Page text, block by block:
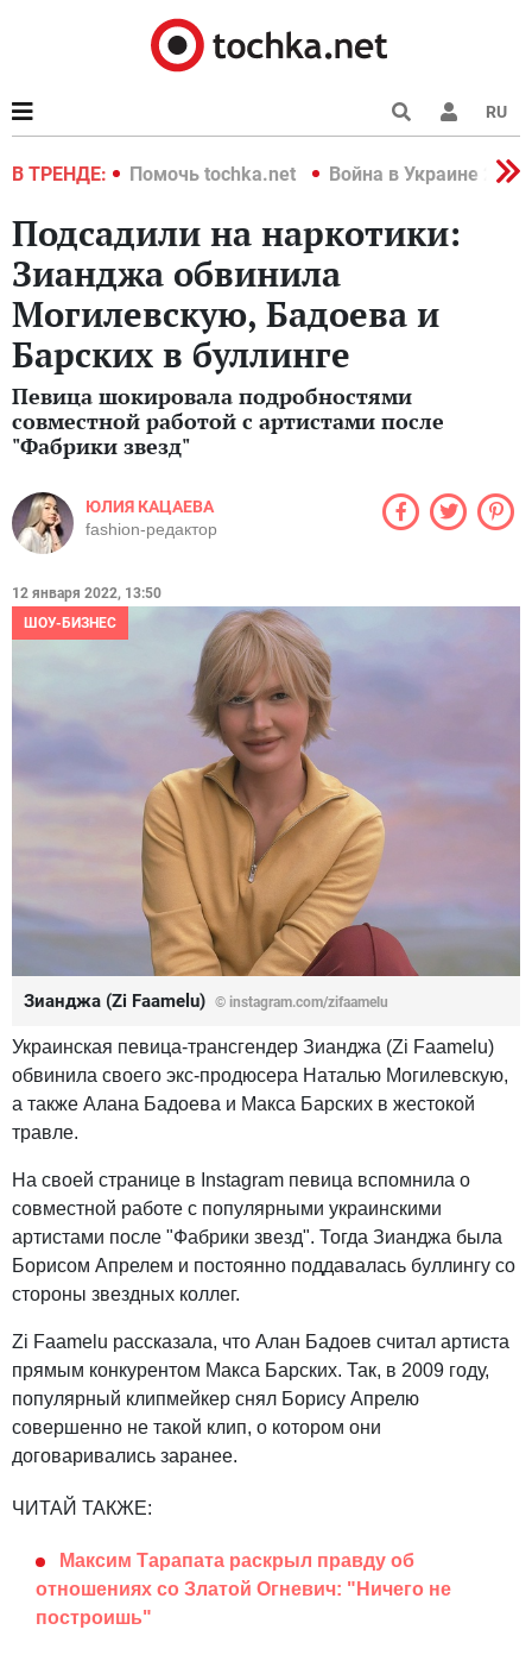
RU
В ТРЕНДЕ:
2022 Помочь tochka.net Война в Украине 2022
Подсадили на наркотики:
Зианджа обвинила
Могилевскую, Бадоева и
Барских в буллинге
Певица шокировала подробностями
совместной работой с артистами после
"Фабрики звезд"
ЮЛИЯ КАЦАЕВА
fashion-редактор
12 января 2022, 13:50
ШОУ-БИЗНЕС
Зианджа (Zi Faamelu) © instagram.com/zifaamelu
Украинская певица-трансгендер Зианджа (Zi Faamelu)
обвинила своего экс-продюсера Наталью Могилевскую,
а также Алана Бадоева и Макса Барских в жестокой
травле.
На своей странице в Instagram певица вспомнила о
совместной работе с популярными украинскими
артистами после "Фабрики звезд". Тогда Зианджа была
Борисом Апрелем и постоянно поддавалась буллингу со
стороны звездных коллег.
Zi Faamelu рассказала, что Алан Бадоев считал артиста
прямым конкурентом Макса Барских. Так, в 2009 году,
популярный клипмейкер снял Борису Апрелю
совершенно не такой клип, о котором они
договаривались заранее.
ЧИТАЙ ТАКЖЕ:
Максим Тарапата раскрыл правду об
отношениях со Златой Огневич: "Ничего не
построишь"